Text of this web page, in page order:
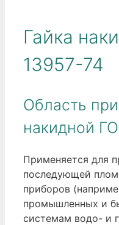
Гайка
13957-74
Область
накидной
Применяется для
последующей
приборов
промышленных и
системам водо- и